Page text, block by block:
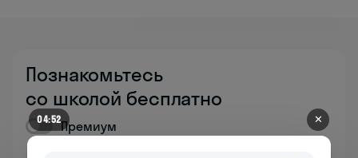
Познакомьтесь
со школой бесплатно
Премиум
04:52 ✕